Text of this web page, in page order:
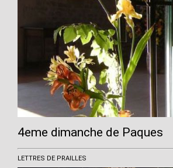
4eme dimanche de Paques
LETTRES DE PRAILLES